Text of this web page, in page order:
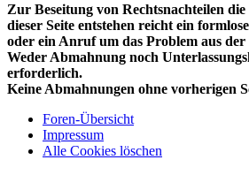
Zur Beseitung von Rechtsnachteilen
dieser Seite entstehen reicht ein
oder ein Anruf um das Problem aus der
Weder Abmahnung noch
erforderlich.
Keine Abmahnungen ohne vorherigen
Foren-Übersicht
Impressum
Alle Cookies löschen